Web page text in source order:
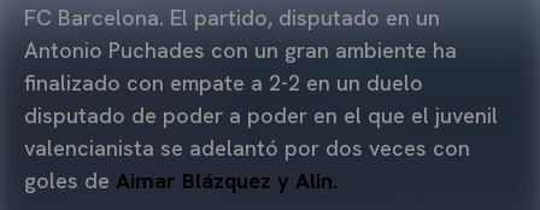
FC Barcelona. El partido, disputado en un
Antonio Puchades con un gran ambiente ha
finalizado con empate a 2-2 en un duelo
disputado de poder a poder en el que el juvenil
valencianista se adelantó por dos veces con
goles de Aimar Blázquez y Alin.